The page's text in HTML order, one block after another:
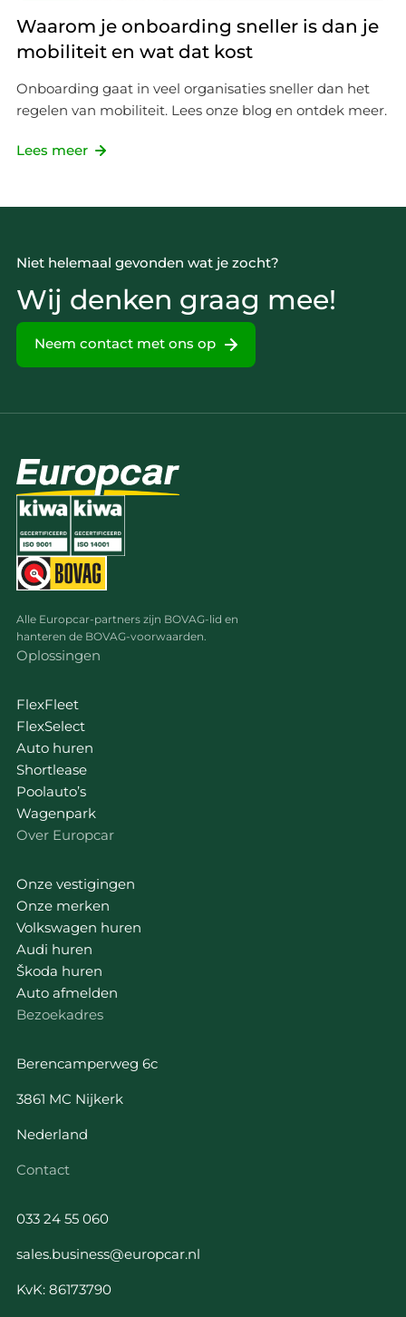
Waarom je onboarding sneller is dan je
mobiliteit en wat dat kost
Onboarding gaat in veel organisaties sneller dan het
regelen van mobiliteit. Lees onze blog en ontdek meer.
Lees meer
Niet helemaal gevonden wat je zocht?
Wij denken graag mee!
Neem contact met ons op
Alle Europcar-partners zijn BOVAG-lid en
hanteren de BOVAG-voorwaarden.
Oplossingen
FlexFleet
FlexSelect
Auto huren
Shortlease
Poolauto’s
Wagenpark
Over Europcar
Onze vestigingen
Onze merken
Volkswagen huren
Audi huren
Škoda huren
Auto afmelden
Bezoekadres
Berencamperweg 6c
3861 MC Nijkerk
Nederland
Contact
033 24 55 060
sales.business@europcar.nl
KvK: 86173790